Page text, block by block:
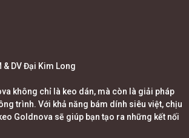
& DV Đại Kim Long
không chỉ là keo dán, mà còn là giải pháp
trình. Với khả năng bám dính siêu việt, chịu
Goldnova sẽ giúp bạn tạo ra những kết nối